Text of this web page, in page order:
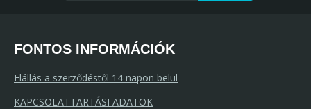
FONTOS INFORMÁCIÓK
Elállás a szerződéstől 14 napon belül
KAPCSOLATTARTÁSI ADATOK